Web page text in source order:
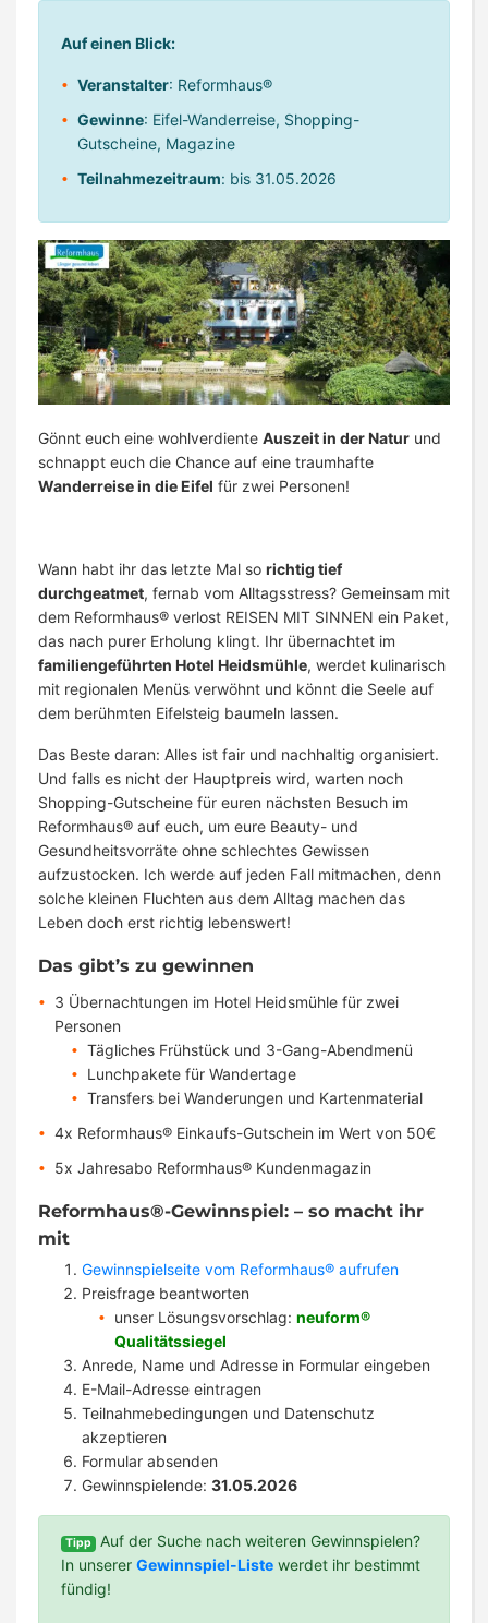
Auf einen Blick:
Veranstalter: Reformhaus®
Gewinne: Eifel-Wanderreise, Shopping-
Gutscheine, Magazine
Teilnahmezeitraum: bis 31.05.2026
Gönnt euch eine wohlverdiente Auszeit in der Natur und
schnappt euch die Chance auf eine traumhafte
Wanderreise in die Eifel für zwei Personen!
Wann habt ihr das letzte Mal so richtig tief
durchgeatmet, fernab vom Alltagsstress? Gemeinsam mit
dem Reformhaus® verlost REISEN MIT SINNEN ein Paket,
das nach purer Erholung klingt. Ihr übernachtet im
familiengeführten Hotel Heidsmühle, werdet kulinarisch
mit regionalen Menüs verwöhnt und könnt die Seele auf
dem berühmten Eifelsteig baumeln lassen.
Das Beste daran: Alles ist fair und nachhaltig organisiert.
Und falls es nicht der Hauptpreis wird, warten noch
Shopping-Gutscheine für euren nächsten Besuch im
Reformhaus® auf euch, um eure Beauty- und
Gesundheitsvorräte ohne schlechtes Gewissen
aufzustocken. Ich werde auf jeden Fall mitmachen, denn
solche kleinen Fluchten aus dem Alltag machen das
Leben doch erst richtig lebenswert!
Das gibt’s zu gewinnen
3 Übernachtungen im Hotel Heidsmühle für zwei
Personen
Tägliches Frühstück und 3-Gang-Abendmenü
Lunchpakete für Wandertage
Transfers bei Wanderungen und Kartenmaterial
4x Reformhaus® Einkaufs-Gutschein im Wert von 50€
5x Jahresabo Reformhaus® Kundenmagazin
Reformhaus®-Gewinnspiel: – so macht ihr
mit
Gewinnspielseite vom Reformhaus® aufrufen
Preisfrage beantworten
unser Lösungsvorschlag: neuform®
Qualitätssiegel
Anrede, Name und Adresse in Formular eingeben
E-Mail-Adresse eintragen
Teilnahmebedingungen und Datenschutz
akzeptieren
Formular absenden
Gewinnspielende: 31.05.2026
Tipp
Auf der Suche nach weiteren Gewinnspielen?
In unserer Gewinnspiel-Liste werdet ihr bestimmt
fündig!